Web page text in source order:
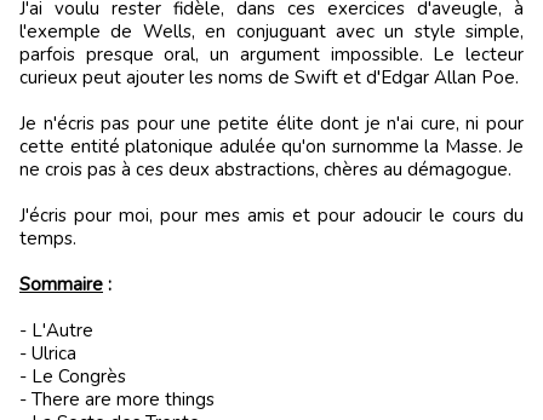
J'ai voulu rester fidèle, dans ces exercices d'aveugle, à
l'exemple de Wells, en conjuguant avec un style simple,
parfois presque oral, un argument impossible. Le lecteur
curieux peut ajouter les noms de Swift et d'Edgar Allan Poe.
Je n'écris pas pour une petite élite dont je n'ai cure, ni pour
cette entité platonique adulée qu'on surnomme la Masse. Je
ne crois pas à ces deux abstractions, chères au démagogue.
J'écris pour moi, pour mes amis et pour adoucir le cours du
temps.
Sommaire :
- L'Autre
- Ulrica
- Le Congrès
- There are more things